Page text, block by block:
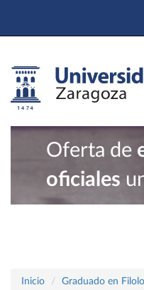
Oferta de
oficiales
Inicio
Graduado en